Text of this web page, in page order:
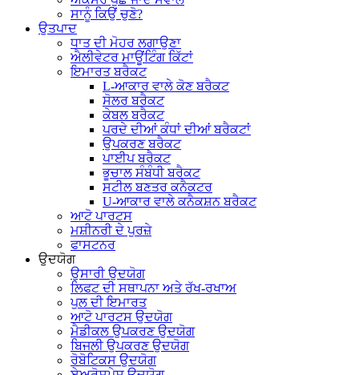
ਸਾਨੂੰ ਕਿਉਂ ਚੁਣੋ?
ਉਤਪਾਦ
ਧਾਤ ਦੀ ਮੋਹਰ ਲਗਾਉਣਾ
ਐਲੀਵੇਟਰ ਮਾਊਂਟਿੰਗ ਕਿੱਟਾਂ
ਇਮਾਰਤ ਬਰੈਕਟ
L-ਆਕਾਰ ਵਾਲੇ ਕੋਣ ਬਰੈਕਟ
ਸੋਲਰ ਬਰੈਕਟ
ਕੇਬਲ ਬਰੈਕਟ
ਪਰਦੇ ਦੀਆਂ ਕੰਧਾਂ ਦੀਆਂ ਬਰੈਕਟਾਂ
ਉਪਕਰਣ ਬਰੈਕਟ
ਪਾਈਪ ਬਰੈਕਟ
ਭੂਚਾਲ ਸੰਬੰਧੀ ਬਰੈਕਟ
ਸਟੀਲ ਬਣਤਰ ਕਨੈਕਟਰ
U-ਆਕਾਰ ਵਾਲੇ ਕਨੈਕਸ਼ਨ ਬਰੈਕਟ
ਆਟੋ ਪਾਰਟਸ
ਮਸ਼ੀਨਰੀ ਦੇ ਪੁਰਜ਼ੇ
ਫਾਸਟਨਰ
ਉਦਯੋਗ
ਉਸਾਰੀ ਉਦਯੋਗ
ਲਿਫਟ ਦੀ ਸਥਾਪਨਾ ਅਤੇ ਰੱਖ-ਰਖਾਅ
ਪੁਲ ਦੀ ਇਮਾਰਤ
ਆਟੋ ਪਾਰਟਸ ਉਦਯੋਗ
ਮੈਡੀਕਲ ਉਪਕਰਣ ਉਦਯੋਗ
ਬਿਜਲੀ ਉਪਕਰਣ ਉਦਯੋਗ
ਰੋਬੋਟਿਕਸ ਉਦਯੋਗ